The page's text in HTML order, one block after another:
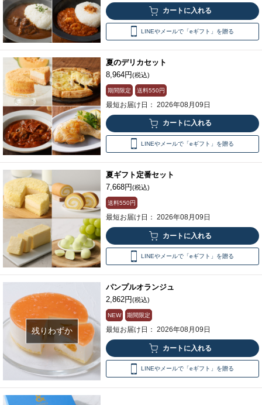
LINEやメールで「eギフト」を贈る
夏のデリカセット
8,964円(税込)
期間限定 送料550円
最短お届け日： 2026年08月09日
LINEやメールで「eギフト」を贈る
夏ギフト定番セット
7,668円(税込)
送料550円
最短お届け日： 2026年08月09日
LINEやメールで「eギフト」を贈る
残りわずか
パンプルオランジュ
2,862円(税込)
NEW 期間限定
最短お届け日： 2026年08月09日
LINEやメールで「eギフト」を贈る